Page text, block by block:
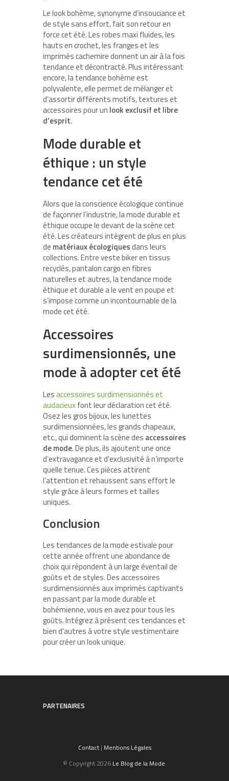
Le look bohème, synonyme d’insouciance et
de style sans effort, fait son retour en
force cet été. Les robes maxi fluides, les
hauts en crochet, les franges et les
imprimés cachemire donnent un air à la fois
tendance et décontracté. Plus intéressant
encore, la tendance bohème est
polyvalente, elle permet de mélanger et
d’assortir différents motifs, textures et
accessoires pour un look exclusif et libre
d’esprit.
Mode durable et
éthique : un style
tendance cet été
Alors que la conscience écologique continue
de façonner l’industrie, la mode durable et
éthique occupe le devant de la scène cet
été. Les créateurs intègrent de plus en plus
de matériaux écologiquesdans leurs
collections. Entre veste biker en tissus
recyclés, pantalon cargo en fibres
naturelles et autres, la tendance mode
éthique et durable a le vent en poupe et
s’impose comme un incontournable de la
mode cet été.
Accessoires
surdimensionnés, une
mode à adopter cet été
Lesaccessoires surdimensionnés et
audacieuxfont leur déclaration cet été.
Osez les gros bijoux, les lunettes
surdimensionnées, les grands chapeaux,
etc., qui dominent la scène des accessoires
de mode. De plus, ils ajoutent une once
d’extravagance et d’exclusivité à n’importe
quelle tenue. Ces pièces attirent
l’attention et rehaussent sans effort le
style grâce à leurs formes et tailles
uniques.
Conclusion
Les tendances de la mode estivale pour
cette année offrent une abondance de
choix qui répondent à un large éventail de
goûts et de styles. Des accessoires
surdimensionnés aux imprimés captivants
en passant par la mode durable et
bohémienne, vous en avez pour tous les
goûts. Intégrez à présent ces tendances et
bien d’autres à votre style vestimentaire
pour créer un look unique.
PARTENAIRES
Contact| Mentions Légales
© Copyright 2026 Le Blog de la Mode.